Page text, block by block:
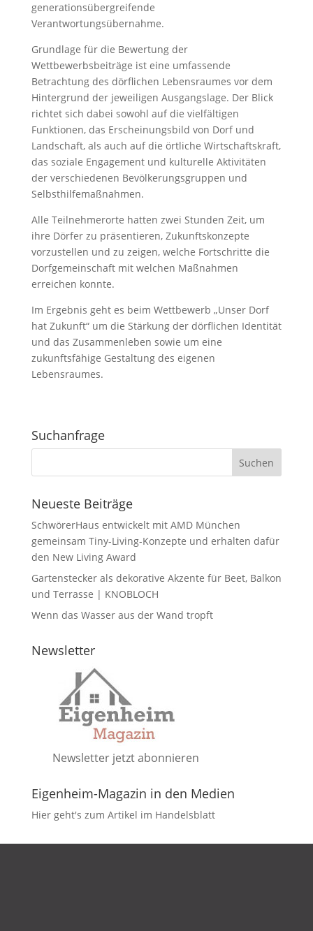
generationsübergreifende
Verantwortungsübernahme.
Grundlage für die Bewertung der
Wettbewerbsbeiträge ist eine umfassende
Betrachtung des dörflichen Lebensraumes vor dem
Hintergrund der jeweiligen Ausgangslage. Der Blick
richtet sich dabei sowohl auf die vielfältigen
Funktionen, das Erscheinungsbild von Dorf und
Landschaft, als auch auf die örtliche Wirtschaftskraft,
das soziale Engagement und kulturelle Aktivitäten
der verschiedenen Bevölkerungsgruppen und
Selbsthilfemaßnahmen.
Alle Teilnehmerorte hatten zwei Stunden Zeit, um
ihre Dörfer zu präsentieren, Zukunftskonzepte
vorzustellen und zu zeigen, welche Fortschritte die
Dorfgemeinschaft mit welchen Maßnahmen
erreichen konnte.
Im Ergebnis geht es beim Wettbewerb „Unser Dorf
hat Zukunft“ um die Stärkung der dörflichen Identität
und das Zusammenleben sowie um eine
zukunftsfähige Gestaltung des eigenen
Lebensraumes.
Suchanfrage
Neueste Beiträge
SchwörerHaus entwickelt mit AMD München
gemeinsam Tiny-Living-Konzepte und erhalten dafür
den New Living Award
Gartenstecker als dekorative Akzente für Beet, Balkon
und Terrasse | KNOBLOCH
Wenn das Wasser aus der Wand tropft
Newsletter
Newsletter jetzt abonnieren
Eigenheim-Magazin in den Medien
Hier geht's zum Artikel im Handelsblatt
DATENSCHUTZ